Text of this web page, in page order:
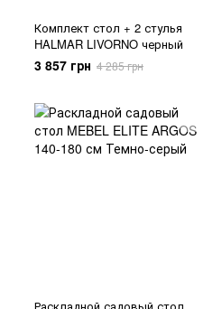
Комплект стол + 2 стулья
HALMAR LIVORNO черный
3 857 грн 4 285 грн